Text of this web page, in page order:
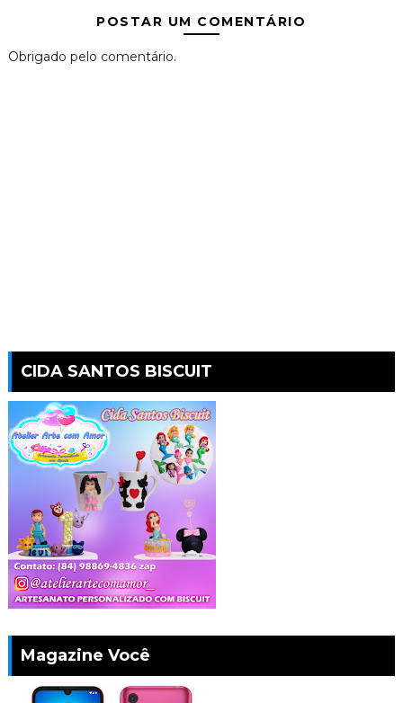
POSTAR UM COMENTÁRIO
Obrigado pelo comentário.
CIDA SANTOS BISCUIT
Magazine Você